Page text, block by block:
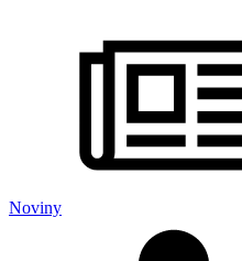
Noviny